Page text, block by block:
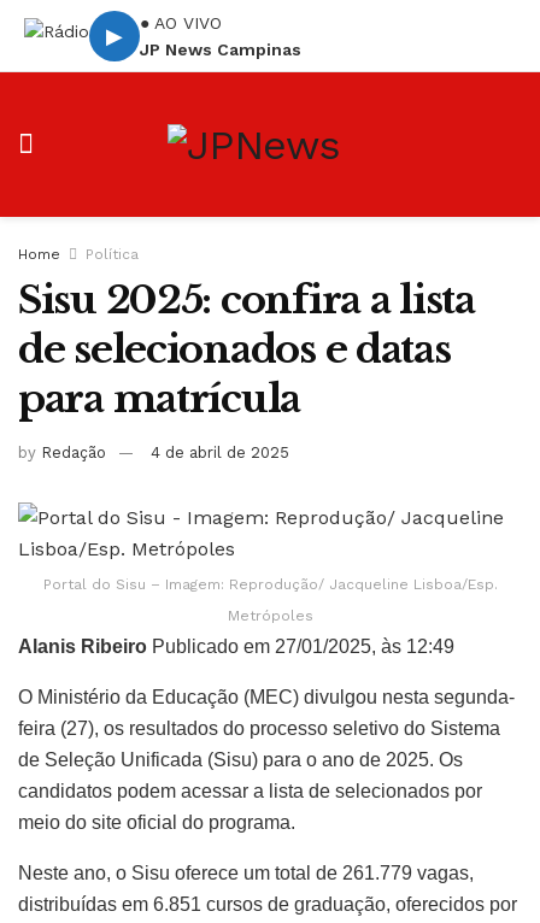
▶
● AO VIVO
JP News Campinas
Home Política
Sisu 2025: confira a lista
de selecionados e datas
para matrícula
by Redação 4 de abril de 2025
Portal do Sisu – Imagem: Reprodução/ Jacqueline Lisboa/Esp.
Metrópoles
Alanis Ribeiro Publicado em 27/01/2025, às 12:49
O Ministério da Educação (MEC) divulgou nesta segunda-
feira (27), os resultados do processo seletivo do Sistema
de Seleção Unificada (Sisu) para o ano de 2025. Os
candidatos podem acessar a lista de selecionados por
meio do site oficial do programa.
Neste ano, o Sisu oferece um total de 261.779 vagas,
distribuídas em 6.851 cursos de graduação, oferecidos por